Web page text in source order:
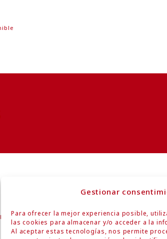
Gestionar
Para ofrecer la mejor experiencia posible,
las cookies para almacenar y/o acceder a la
Al aceptar estas tecnologías, nos permite